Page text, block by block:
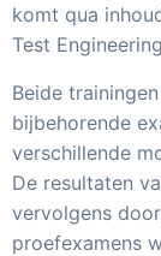
komt qua
Test
Beide
bijbehorende
verschillende
De resultaten
vervolgens
proefexamens